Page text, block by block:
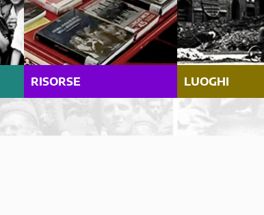
RISORSE LUOGHI